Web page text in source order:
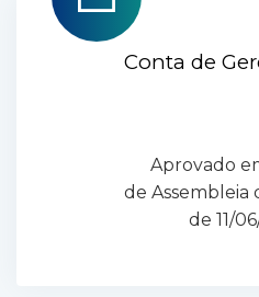
Conta de
Aprovado
de Assembleia
de 11/